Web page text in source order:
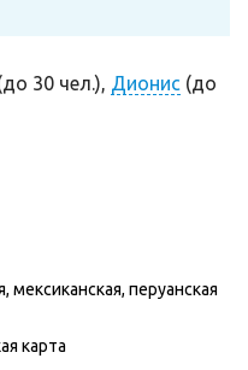
30 чел.), Дионис (до
мексиканская, перуанская
карта